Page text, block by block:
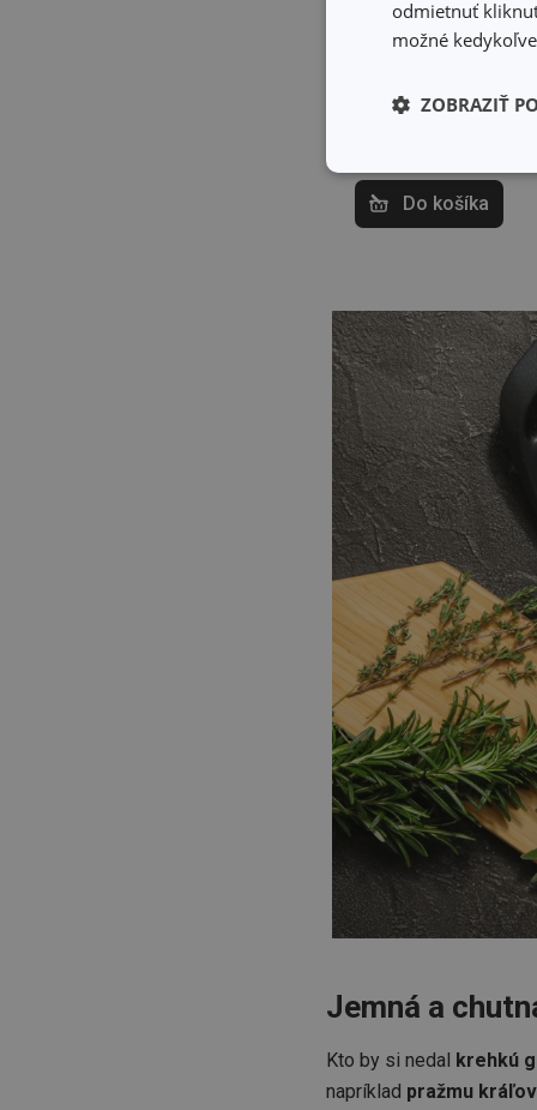
Dostupné v eshope
Do košíka
Jemná a
Kto by si nedal krehkú
napríklad pražmu
odmietnuť
možné
ZOBRAZIŤ
Základné
cookies
Základné
Nevyhnutne
Webová lokalita sa
Názov
receive-cookie-
cjConsent
udid
__rtbh.lid
pid
lastVisitedProducts
SERVERID